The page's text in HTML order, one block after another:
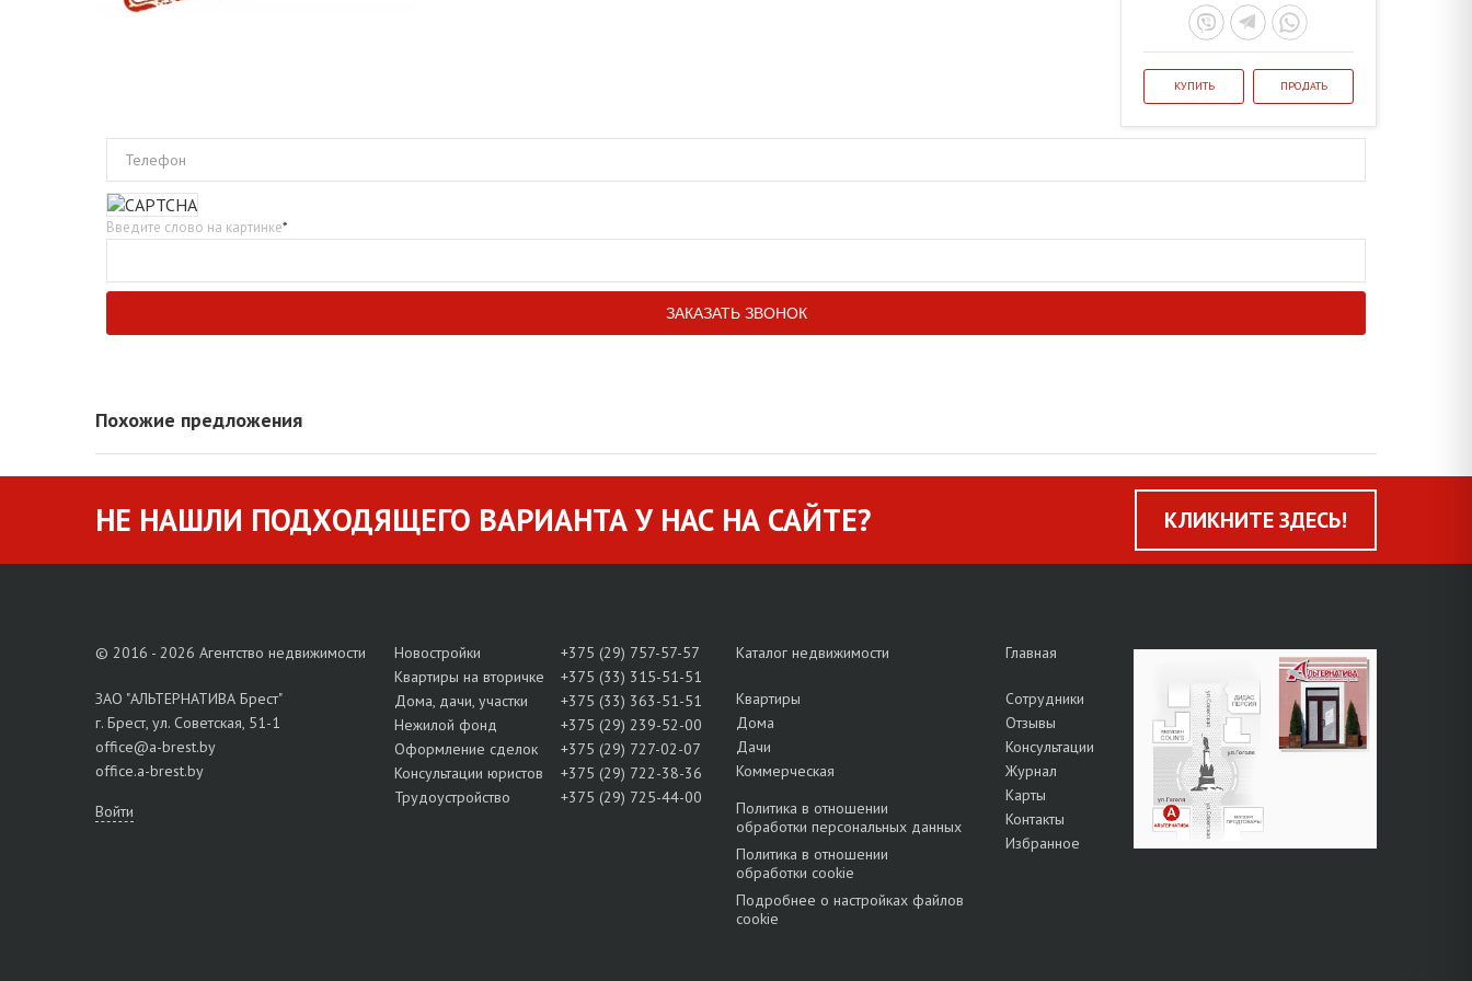
КУПИТЬ ПРОДАТЬ
Телефон
Введите слово на картинке*
Похожие предложения
НЕ НАШЛИ ПОДХОДЯЩЕГО ВАРИАНТА У НАС НА САЙТЕ? КЛИКНИТЕ ЗДЕСЬ!
© 2016 - 2026 Агентство недвижимости
ЗАО "АЛЬТЕРНАТИВА Брест"
г. Брест, ул. Советская, 51-1
office@a-brest.by
office.a-brest.by
Войти
Новостройки
+375 (29) 757-57-57
Квартиры на вторичке
+375 (33) 315-51-51
Дома, дачи, участки
+375 (33) 363-51-51
Нежилой фонд
+375 (29) 239-52-00
Оформление сделок
+375 (29) 727-02-07
Консультации юристов
+375 (29) 722-38-36
Трудоустройство
+375 (29) 725-44-00
Каталог недвижимости
Квартиры
Дома
Дачи
Коммерческая
Политика в отношении
обработки персональных данных
Политика в отношении
обработки cookie
Подробнее о настройках файлов
cookie
Главная
Сотрудники
Отзывы
Консультации
Журнал
Карты
Контакты
Избранное